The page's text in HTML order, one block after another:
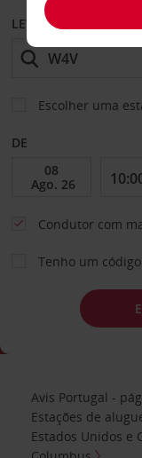
LEVANTAR EM
Escolher uma
DE
Condutor com
Tenho um
Avis Portugal -
Estações de
Estados Unidos e